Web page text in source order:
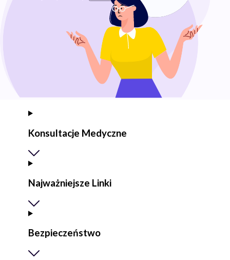
Konsultacje Medyczne
Najważniejsze Linki
Bezpieczeństwo